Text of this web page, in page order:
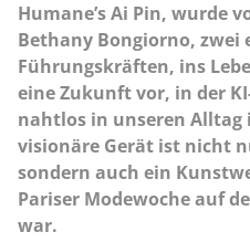
Humane’s Ai Pin, wurde
Bethany Bongiorno, zwei
Führungskräften, ins
eine Zukunft vor, in der
nahtlos in unseren Alltag
visionäre Gerät ist nicht
sondern auch ein
Pariser Modewoche auf
war.